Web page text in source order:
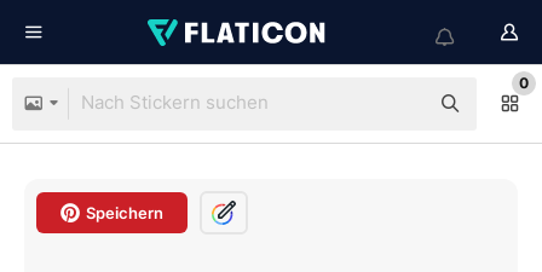
0
Speichern